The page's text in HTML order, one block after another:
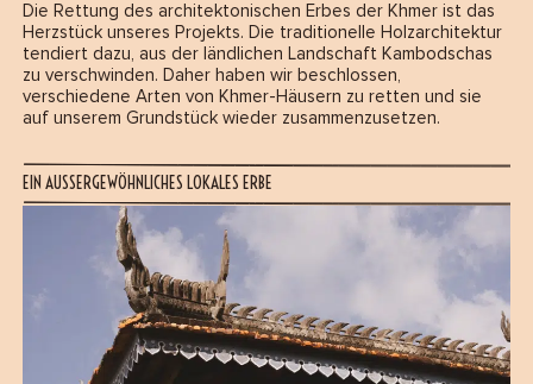
Die Rettung des architektonischen Erbes der Khmer ist das
Herzstück unseres Projekts. Die traditionelle Holzarchitektur
tendiert dazu, aus der ländlichen Landschaft Kambodschas
zu verschwinden. Daher haben wir beschlossen,
verschiedene Arten von Khmer-Häusern zu retten und sie
auf unserem Grundstück wieder zusammenzusetzen.
EIN AUSSERGEWÖHNLICHES LOKALES ERBE